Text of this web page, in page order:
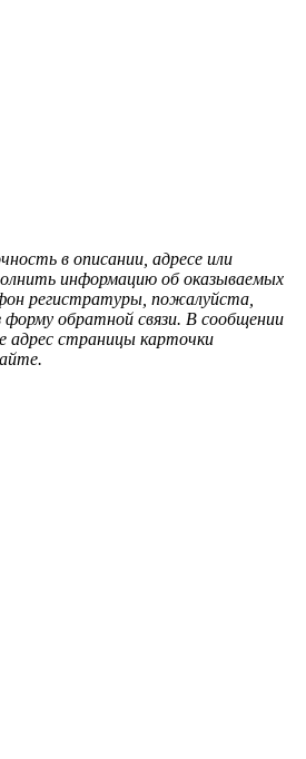
в описании, адресе или
информацию об оказываемых
регистратуры, пожалуйста,
обратной связи. В сообщении
адрес страницы карточки